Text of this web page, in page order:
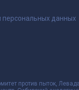
персональных данных
против пыток,